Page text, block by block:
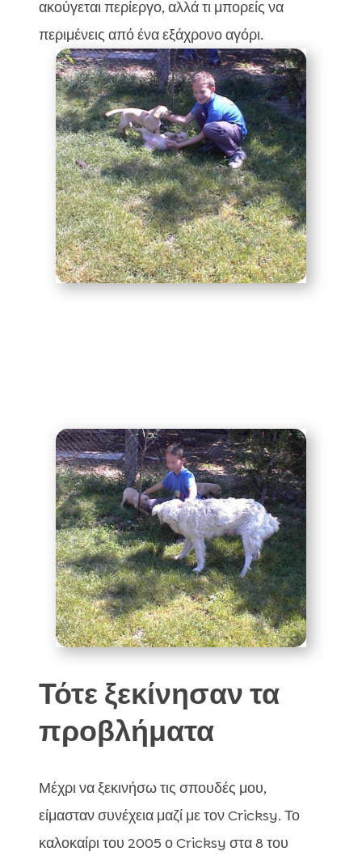
ακούγεται περίεργο, αλλά τι μπορείς να
περιμένεις από ένα εξάχρονο αγόρι.
Τότε ξεκίνησαν τα
προβλήματα
Μέχρι να ξεκινήσω τις σπουδές μου,
είμασταν συνέχεια μαζί με τον Cricksy. Το
καλοκαίρι του 2005 ο Cricksy στα 8 του